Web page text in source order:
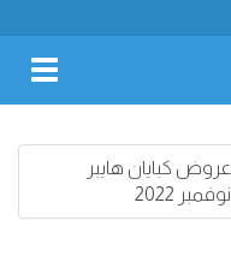
عروض كبايان هايبر